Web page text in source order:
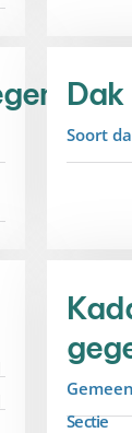
Dak
Soort
Sectie